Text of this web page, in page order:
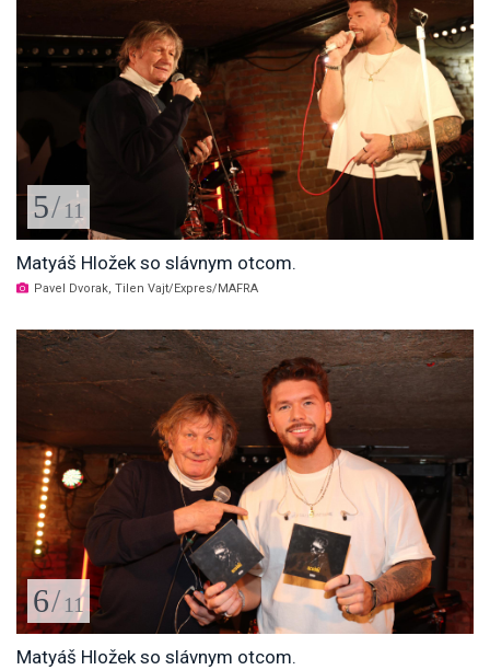
5/ 11
Matyáš Hložek so slávnym otcom.
Pavel Dvorak, Tilen Vajt/Expres/MAFRA
6/ 11
Matyáš Hložek so slávnym otcom.